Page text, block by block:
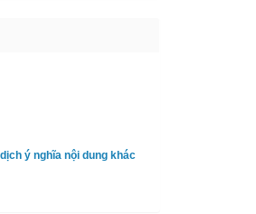
ý nghĩa nội dung khác